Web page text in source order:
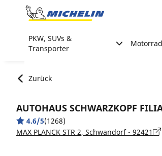
Go to page content
PKW, SUVs &
Transporter
Motorrad
Zurück
AUTOHAUS SCHWARZKOPF
4.6/5(1268)
MAX PLANCK STR 2, Schwandorf - 92421